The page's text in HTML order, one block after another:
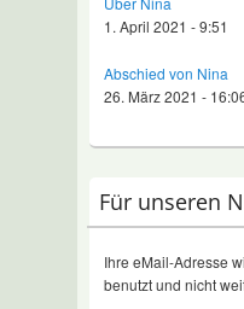
1. April 2021 - 9:51
Abschied von Nina
26. März 2021 -
Für unseren
Ihre eMail-Adresse
benutzt und nicht